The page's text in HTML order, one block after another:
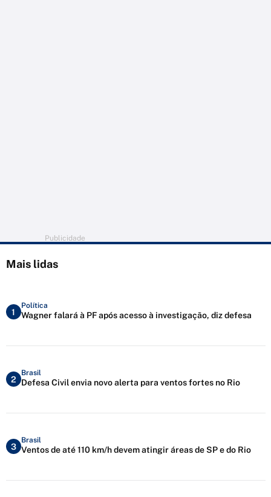
Publicidade
Mais lidas
1
Política
Wagner falará à PF após acesso à investigação, diz defesa
2
Brasil
Defesa Civil envia novo alerta para ventos fortes no Rio
3
Brasil
Ventos de até 110 km/h devem atingir áreas de SP e do Rio